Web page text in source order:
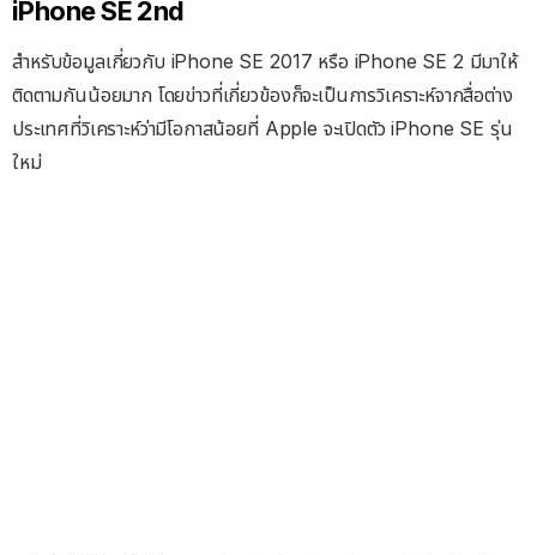
iPhone SE 2nd
สำหรับข้อมูลเกี่ยวกับ iPhone SE 2017 หรือ iPhone SE 2 มีมาให้
ติดตามกันน้อยมาก โดยข่าวที่เกี่ยวข้องก็จะเป็นการวิเคราะห์จากสื่อต่าง
ประเทศที่วิเคราะห์ว่ามีโอกาสน้อยที่ Apple จะเปิดตัว iPhone SE รุ่น
ใหม่